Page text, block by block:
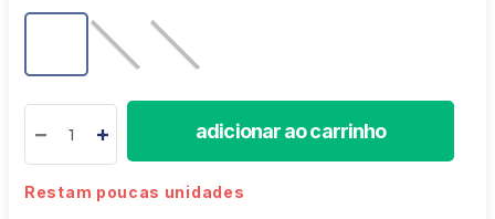
adicionar ao carrinho
Restam poucas unidades